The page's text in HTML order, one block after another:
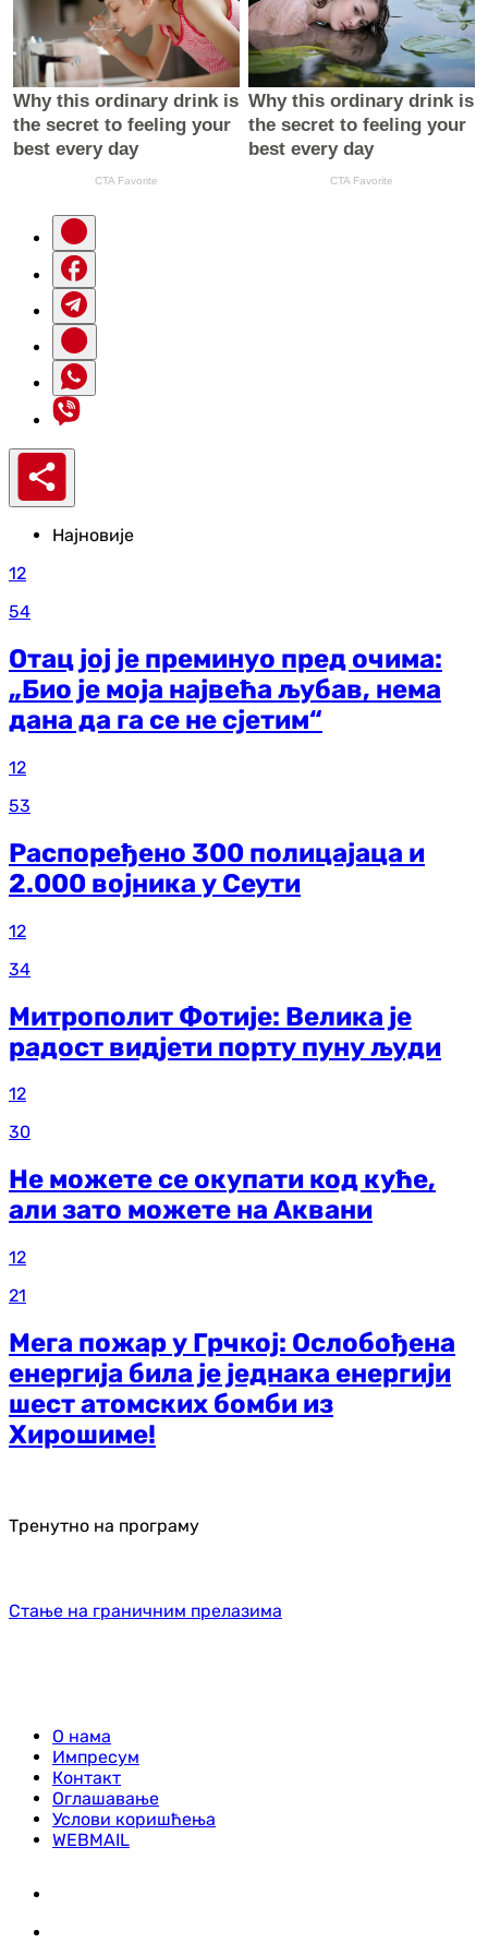
Најновије
12
54
Отац јој је преминуо пред очима:
„Био је моја највећа љубав, нема
дана да га се не сјетим“
12
53
Распоређено 300 полицајаца и
2.000 војника у Сеути
12
34
Митрополит Фотије: Велика је
радост видјети порту пуну људи
12
30
Не можете се окупати код куће,
али зато можете на Аквани
12
21
Мега пожар у Грчкој: Ослобођена
енергија била је једнака енергији
шест атомских бомби из
Хирошиме!
Тренутно на програму
Стање на граничним прелазима
О нама
Импресум
Контакт
Оглашавање
Услови коришћења
WEBMAIL